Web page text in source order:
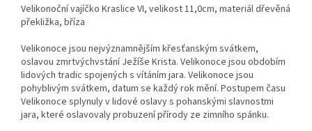
Velikonoční vajíčko Kraslice VI, velikost 11,0cm, materiál dřevěná
překližka, bříza
Velikonoce jsou nejvýznamnějším křesťanským svátkem,
oslavou zmrtvýchvstání Ježíše Krista. Velikonoce jsou obdobím
lidových tradic spojených s vítáním jara. Velikonoce jsou
pohyblivým svátkem, datum se každý rok mění. Postupem času
Velikonoce splynuly v lidové oslavy s pohanskými slavnostmi
jara, které oslavovaly probuzení přírody ze zimního spánku.